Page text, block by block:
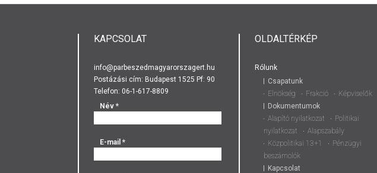
KAPCSOLAT
info@parbeszedmagyarorszagert.hu
Postázási cím: Budapest 1525 Pf: 90
Telefon: 06-1-617-8809
Név *
E-mail *
OLDALTÉRKÉP
Rólunk
Csapatunk
Elnökség
Frakció
Képviselők
Dokumentumok
Alapító nyilatkozat
Politikai
nyilatkozat
Alapszabály
Közpolitikai 13+1
Pénzügyi
beszámolók
Kapcsolat